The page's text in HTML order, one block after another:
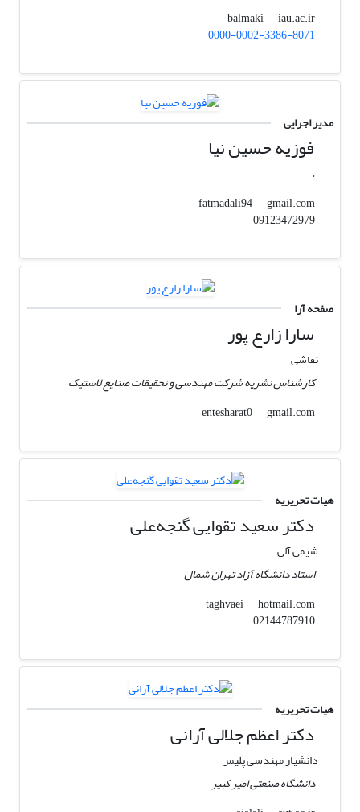
balmaki
iau.ac.ir
0000-0002-3386-8071
مدیر اجرایی
فوزیه حسین نیا
.
fatmadali94
gmail.com
09123472979
صفحه آرا
سارا زارع پور
نقاشی
کارشناس نشریه شرکت مهندسی و تحقیقات صنایع لاستیک
entesharat0
gmail.com
هیات تحریریه
دکتر سعید تقوایی گنجه‌علی
شیمی آلی
استاد دانشگاه آزاد تهران شمال
taghvaei
hotmail.com
02144787910
هیات تحریریه
دکتر اعظم جلالی آرانی
دانشیار مهندسی پلیمر
دانشگاه صنعتی امیر کبیر